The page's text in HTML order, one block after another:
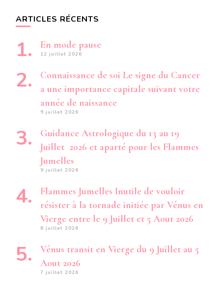
ARTICLES RÉCENTS
En mode pause
12 juillet 2026
Connaissance de soi Le signe du Cancer
a une importance capitale suivant votre
année de naissance
9 juillet 2026
Guidance Astrologique du 13 au 19
Juillet 2026 et aparté pour les Flammes
Jumelles
9 juillet 2026
Flammes Jumelles Inutile de vouloir
résister à la tornade initiée par Vénus en
Vierge entre le 9 Juillet et 5 Aout 2026
8 juillet 2026
Vénus transit en Vierge du 9 Juillet au 5
Aout 2026
7 juillet 2026